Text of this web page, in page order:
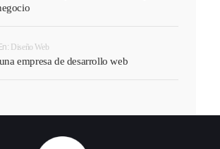
Diseño Web
empresa de desarrollo web